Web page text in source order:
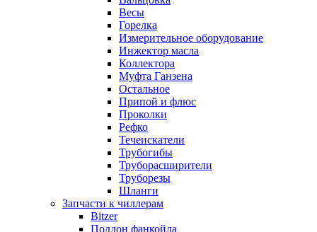
Весы
Горелка
Измерительное оборудование
Инжектор масла
Коллектора
Муфта Ганзена
Остальное
Припой и флюс
Проколки
Рефко
Течеискатели
Трубогибы
Труборасширители
Труборезы
Шланги
Запчасти к чиллерам
Bitzer
Поддон фанкойла